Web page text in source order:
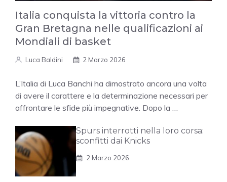
Italia conquista la vittoria contro la
Gran Bretagna nelle qualificazioni ai
Mondiali di basket
Luca Baldini 2 Marzo 2026
L’Italia di Luca Banchi ha dimostrato ancora una volta
di avere il carattere e la determinazione necessari per
affrontare le sfide più impegnative. Dopo la …
Spurs interrotti nella loro corsa:
sconfitti dai Knicks
2 Marzo 2026